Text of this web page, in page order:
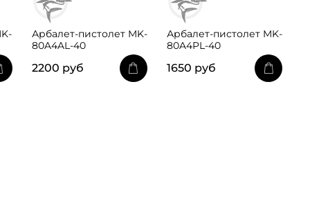
Арбалет-пистолет MK-
80A4AL-40
2200 руб
Арбалет-пистолет MK-
80A4PL-40
1650 руб